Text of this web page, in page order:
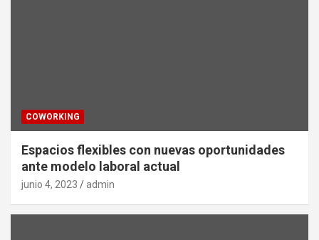
COWORKING
Espacios flexibles con nuevas oportunidades
ante modelo laboral actual
junio 4, 2023 admin